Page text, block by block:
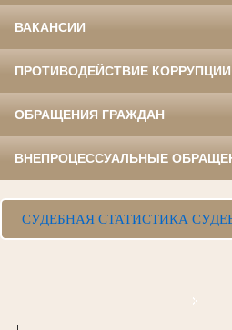
ВАКАНСИИ
ПРОТИВОДЕЙСТВИЕ КОРРУПЦИИ
ОБРАЩЕНИЯ ГРАЖДАН
ВНЕПРОЦЕССУАЛЬНЫЕ
СУДЕБНАЯ СТАТИСТИКА